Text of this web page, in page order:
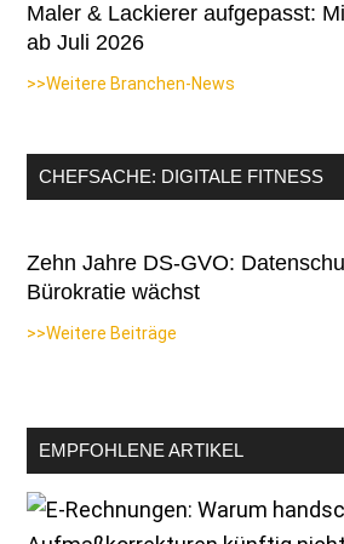
Maler & Lackierer aufgepasst:
ab Juli 2026
>>Weitere Branchen-News
CHEFSACHE: DIGITALE FITNESS
Zehn Jahre DS-GVO:
Bürokratie wächst
>>Weitere Beiträge
EMPFOHLENE ARTIKEL